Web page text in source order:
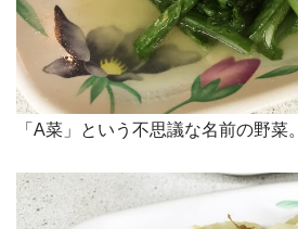
「A菜」という不思議な名前の野菜。